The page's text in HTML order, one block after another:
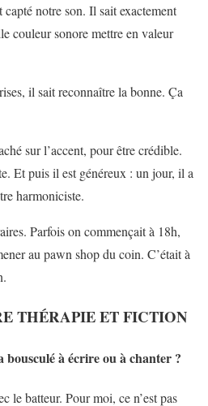
notre son. Il sait exactement
couleur sonore mettre en valeur
il sait reconnaître la bonne. Ça
sur l’accent, pour être crédible.
Et puis il est généreux : un jour, il a
harmoniciste.
Parfois on commençait à 18h,
au pawn shop du coin. C’était à
THÉRAPIE ET FICTION
à écrire ou à chanter ?
le batteur. Pour moi, ce n’est pas